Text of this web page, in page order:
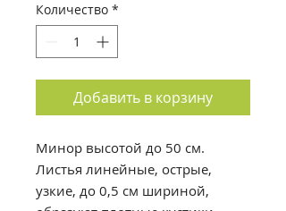
Количество *
Добавить в корзину
Минор высотой до 50 см.
Листья линейные, острые,
узкие, до 0,5 см шириной,